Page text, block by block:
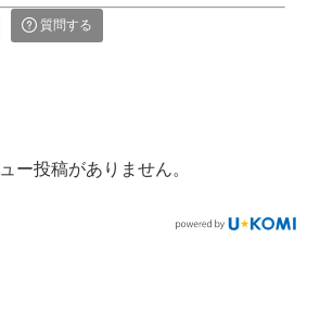
質問する
ー投稿がありません。